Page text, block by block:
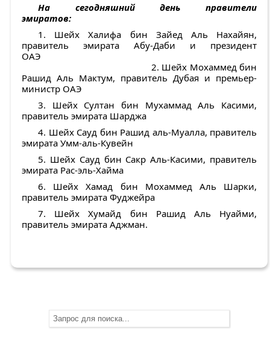
На сегодняшний день правители
эмиратов:
1. Шейх Халифа бин Зайед Аль Нахайян,
правитель эмирата Абу-Даби и президент
ОАЭ
2. Шейх Мохаммед бин
Рашид Аль Мактум, правитель Дубая и премьер-
министр ОАЭ
3. Шейх Султан бин Мухаммад Аль Касими,
правитель эмирата Шарджа
4. Шейх Сауд бин Рашид аль-Муалла, правитель
эмирата Умм-аль-Кувейн
5. Шейх Сауд бин Сакр Аль-Касими, правитель
эмирата Рас-эль-Хайма
6. Шейх Хамад бин Мохаммед Аль Шарки,
правитель эмирата Фуджейра
7. Шейх Хумайд бин Рашид Аль Нуайми,
правитель эмирата Аджман.